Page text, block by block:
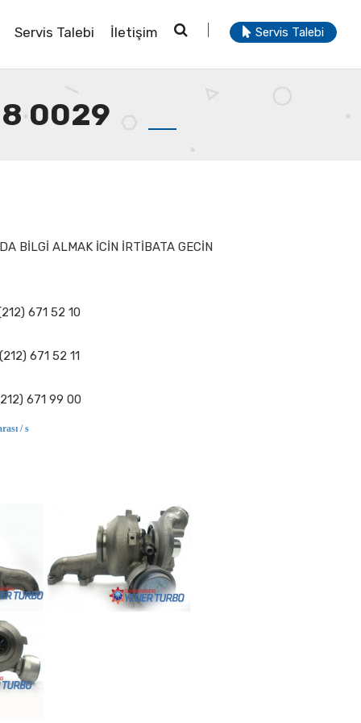
Servis Talebi İletişim Servis Talebi
0029
BİLGİ ALMAK İCİN İRTİBATA GECİN
671 52 10
671 52 11
671 99 00
/ s